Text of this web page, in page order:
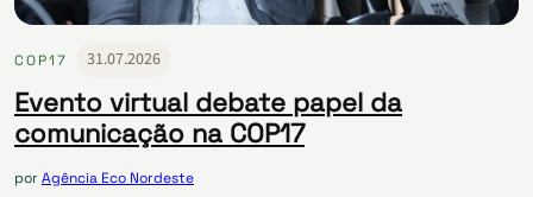
COP17 31.07.2026
Evento virtual debate papel da
comunicação na COP17
porAgência Eco Nordeste